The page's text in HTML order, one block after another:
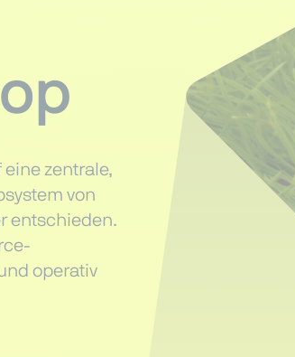
zentrale,
von
entschieden.
operativ